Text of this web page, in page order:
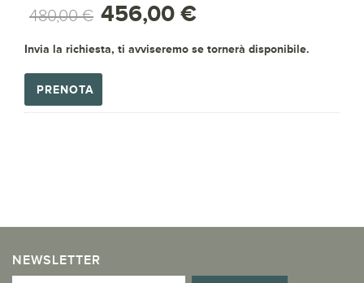
480,00 € 456,00 €
Invia la richiesta, ti avviseremo se tornerà disponibile.
PRENOTA
NEWSLETTER